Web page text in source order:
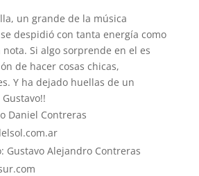
un grande de la música
despidió con tanta energía como
Si algo sorprende en el es
de hacer cosas chicas,
Y ha dejado huellas de un
Gustavo!!
Daniel Contreras
Gustavo Alejandro Contreras